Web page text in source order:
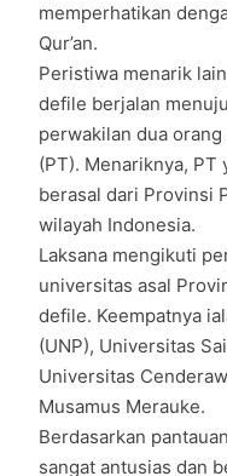
memperhatikan
Qur’an.
Peristiwa menarik
defile berjalan
perwakilan dua
(PT). Menariknya,
berasal dari Provinsi
wilayah Indonesia.
Laksana mengikuti
universitas asal
defile. Keempatnya
(UNP), Universitas
Universitas
Musamus Merauke.
Berdasarkan
sangat antusias dan